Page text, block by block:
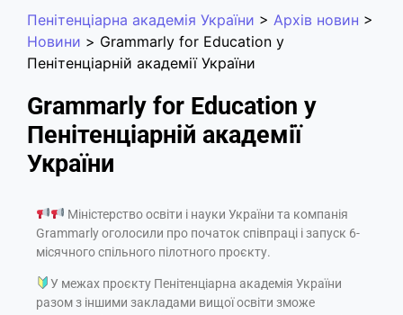
Пенітенціарна академія України > Архів новин >
Новини > Grammarly for Education у
Пенітенціарній академії України
Grammarly for Education у
Пенітенціарній академії
України
Міністерство освіти і науки України та компанія
Grammarly оголосили про початок співпраці і запуск 6-
місячного спільного пілотного проєкту.
У межах проєкту Пенітенціарна академія України
разом з іншими закладами вищої освіти зможе